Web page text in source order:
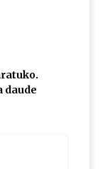
ikusgai
daude